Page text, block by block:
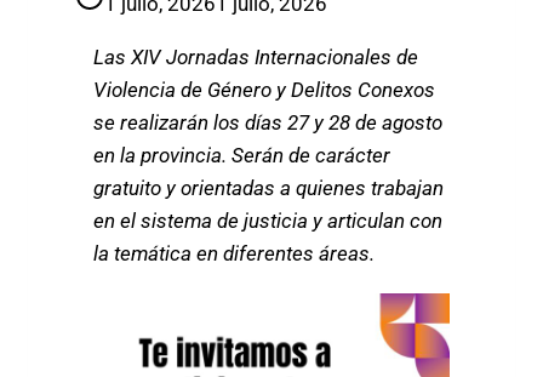
Las XIV Jornadas Internacionales de
Violencia de Género y Delitos Conexos
se realizarán los días 27 y 28 de agosto
en la provincia. Serán de carácter
gratuito y orientadas a quienes trabajan
en el sistema de justicia y articulan con
la temática en diferentes áreas.